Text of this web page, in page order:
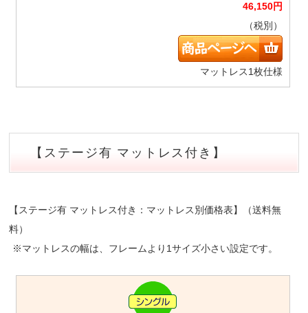
46,150円
（税別）
マットレス1枚仕様
【ステージ有 マットレス付き】
【ステージ有 マットレス付き：マットレス別価格表】（送料無
料）
※マットレスの幅は、フレームより1サイズ小さい設定です。